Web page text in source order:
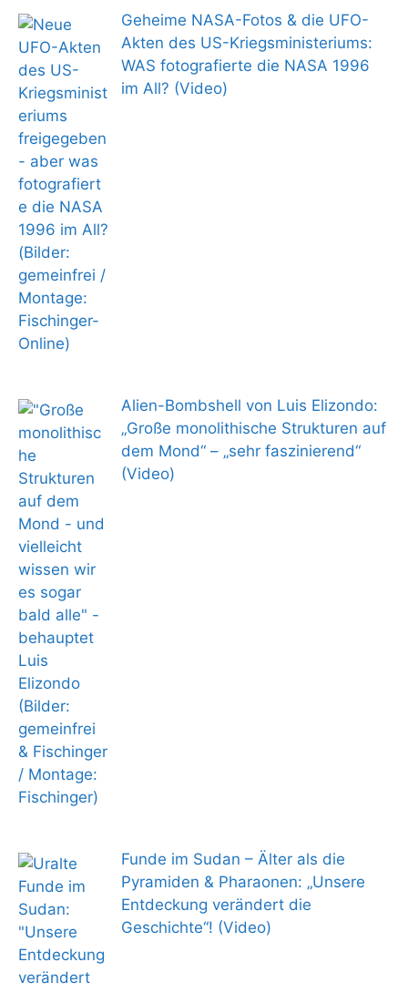
Geheime NASA-Fotos & die UFO-
Akten des US-Kriegsministeriums:
WAS fotografierte die NASA 1996
im All? (Video)
Alien-Bombshell von Luis Elizondo:
„Große monolithische Strukturen auf
dem Mond“ – „sehr faszinierend“
(Video)
Funde im Sudan – Älter als die
Pyramiden & Pharaonen: „Unsere
Entdeckung verändert die
Geschichte“! (Video)